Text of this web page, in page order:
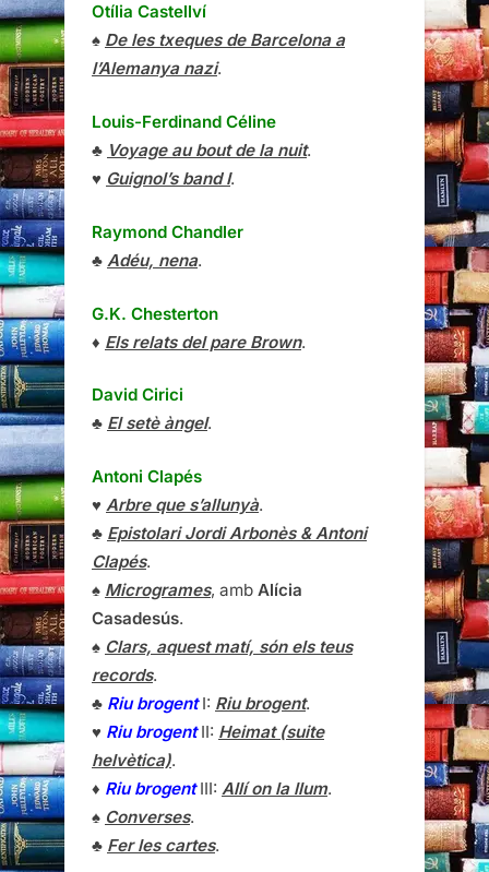
Otília Castellví
♠ De les txeques de Barcelona a
l’Alemanya nazi.
Louis-Ferdinand Céline
♣ Voyage au bout de la nuit.
♥ Guignol’s band I.
Raymond Chandler
♣ Adéu, nena.
G.K. Chesterton
♦ Els relats del pare Brown.
David Cirici
♣ El setè àngel.
Antoni Clapés
♥ Arbre que s’allunyà.
♣ Epistolari Jordi Arbonès & Antoni
Clapés.
♠ Microgrames, amb Alícia
Casadesús.
♠ Clars, aquest matí, són els teus
records.
♣ Riu brogentI: Riu brogent.
♥ Riu brogentII: Heimat (suite
helvètica).
♦ Riu brogentIII: Allí on la llum.
♠ Converses.
♣ Fer les cartes.